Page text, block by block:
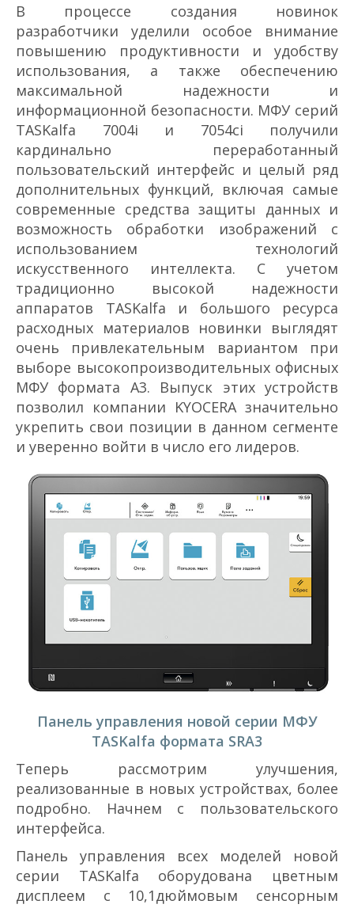
В процессе создания новинок
разработчики уделили особое внимание
повышению продуктивности и удобству
использования, а также обеспечению
максимальной надежности и
информационной безопасности. МФУ серий
TASKalfa 7004i и 7054ci получили
кардинально переработанный
пользовательский интерфейс и целый ряд
дополнительных функций, включая самые
современные средства защиты данных и
возможность обработки изображений с
использованием технологий
искусственного интеллекта. С учетом
традиционно высокой надежности
аппаратов TASKalfa и большого ресурса
расходных материалов новинки выглядят
очень привлекательным вариантом при
выборе высокопроизводительных офисных
МФУ формата А3. Выпуск этих устройств
позволил компании KYOCERA значительно
укрепить свои позиции в данном сегменте
и уверенно войти в число его лидеров.
Панель управления новой серии МФУ
TASKalfa формата SRА3
Теперь рассмотрим улучшения,
реализованные в новых устройствах, более
подробно. Начнем с пользовательского
интерфейса.
Панель управления всех моделей новой
серии TASKalfa оборудована цветным
дисплеем с 10,1­дюймовым сенсорным